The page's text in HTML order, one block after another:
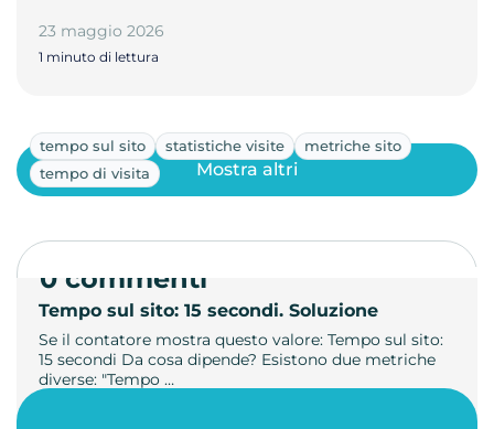
23 maggio 2026
1 minuto di lettura
tempo sul sito statistiche visite
metriche sito
tempo di visita
Tempo sul sito: 15 secondi. Soluzione
Se il contatore mostra questo valore: Tempo sul sito:
15 secondi Da cosa dipende? Esistono due metriche
diverse: "Tempo …
Mostra altri
0 commenti